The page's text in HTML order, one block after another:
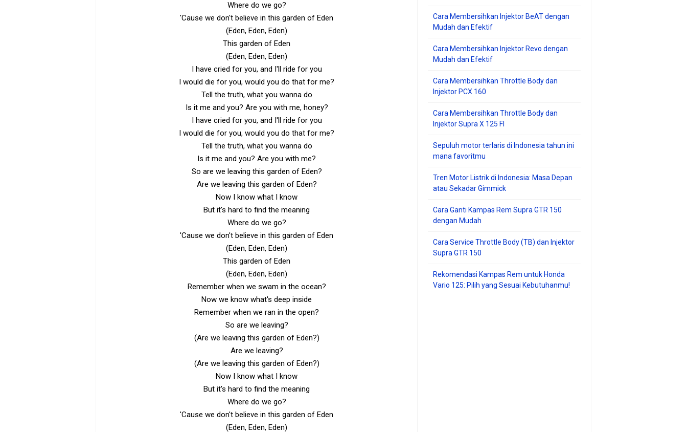
Where do we go?
'Cause we don't believe in this garden of Eden
(Eden, Eden, Eden)
This garden of Eden
(Eden, Eden, Eden)
I have cried for you, and I'll ride for you
I would die for you, would you do that for me?
Tell the truth, what you wanna do
Is it me and you? Are you with me, honey?
I have cried for you, and I'll ride for you
I would die for you, would you do that for me?
Tell the truth, what you wanna do
Is it me and you? Are you with me?
So are we leaving this garden of Eden?
Are we leaving this garden of Eden?
Now I know what I know
But it's hard to find the meaning
Where do we go?
'Cause we don't believe in this garden of Eden
(Eden, Eden, Eden)
This garden of Eden
(Eden, Eden, Eden)
Remember when we swam in the ocean?
Now we know what's deep inside
Remember when we ran in the open?
So are we leaving?
(Are we leaving this garden of Eden?)
Are we leaving?
(Are we leaving this garden of Eden?)
Now I know what I know
But it's hard to find the meaning
Where do we go?
'Cause we don't believe in this garden of Eden
(Eden, Eden, Eden)
Cara Membersihkan Injektor BeAT dengan
Mudah dan Efektif
Cara Membersihkan Injektor Revo dengan
Mudah dan Efektif
Cara Membersihkan Throttle Body dan
Injektor PCX 160
Cara Membersihkan Throttle Body dan
Injektor Supra X 125 FI
Sepuluh motor terlaris di Indonesia tahun ini
mana favoritmu
Tren Motor Listrik di Indonesia: Masa Depan
atau Sekadar Gimmick
Cara Ganti Kampas Rem Supra GTR 150
dengan Mudah
Cara Service Throttle Body (TB) dan Injektor
Supra GTR 150
Rekomendasi Kampas Rem untuk Honda
Vario 125: Pilih yang Sesuai Kebutuhanmu!